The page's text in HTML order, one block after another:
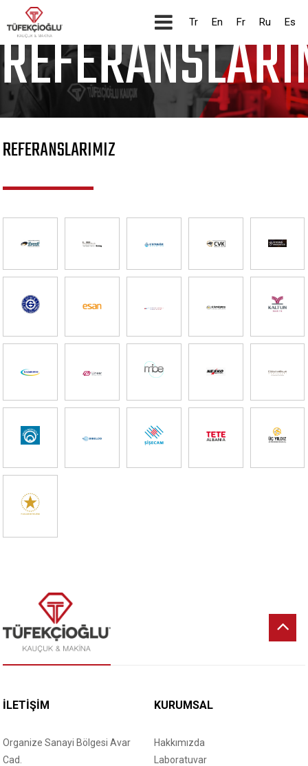
Tr En Fr Ru Es
KURUMSAL
REFERANSLARIMIZ
İLETİŞİM
Organize Sanayi Bölgesi Avar
Cad.
KURUMSAL
Hakkımızda
Laboratuvar